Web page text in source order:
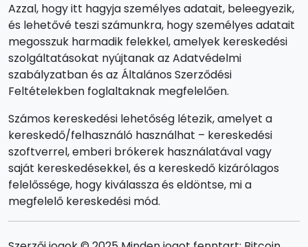
Azzal, hogy itt hagyja személyes adatait, beleegyezik,
és lehetővé teszi számunkra, hogy személyes adatait
megosszuk harmadik felekkel, amelyek kereskedési
szolgáltatásokat nyújtanak az Adatvédelmi
szabályzatban és az Általános Szerződési
Feltételekben foglaltaknak megfelelően.
Számos kereskedési lehetőség létezik, amelyet a
kereskedő/felhasználó használhat – kereskedési
szoftverrel, emberi brókerek használatával vagy
saját kereskedésekkel, és a kereskedő kizárólagos
felelőssége, hogy kiválassza és eldöntse, mi a
megfelelő kereskedési mód.